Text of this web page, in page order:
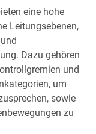
eine hohe
Leitungsebenen,
Dazu gehören
und
um
sowie
zu